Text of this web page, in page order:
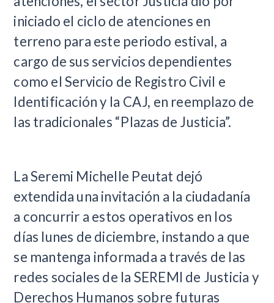
iniciado el ciclo de atenciones en
terreno para este periodo estival, a
cargo de sus servicios dependientes
como el Servicio de Registro Civil e
Identificación y la CAJ, en reemplazo de
las tradicionales “Plazas de Justicia”.
La Seremi Michelle Peutat dejó
extendida una invitación a la ciudadanía
a concurrir a estos operativos en los
días lunes de diciembre, instando a que
se mantenga informada a través de las
redes sociales de la SEREMI de Justicia y
Derechos Humanos sobre futuras